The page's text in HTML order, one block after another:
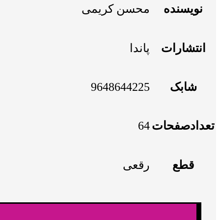
نویسنده محسن کریمی
انتشارات پاندا
شابک 9648644225
تعدادصفحات64
قطع رقعی